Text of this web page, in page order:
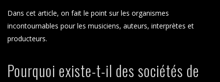
Dans cet article, on fait le point sur les organismes
incontournables pour les musiciens, auteurs, interprètes et
producteurs.
Pourquoi existe-t-il des sociétés de